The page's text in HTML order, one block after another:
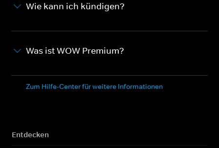
Wie kann ich kündigen?
Was ist WOW Premium?
Zum Hilfe-Center für weitere Informationen
Entdecken